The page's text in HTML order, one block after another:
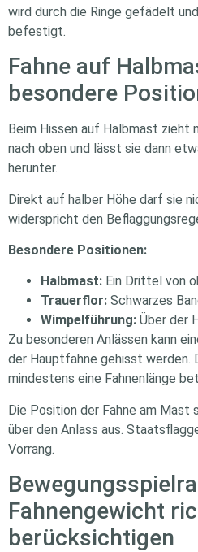
wird durch die Ringe gefädelt
befestigt.
Fahne auf
besondere
Beim Hissen auf Halbmast zieht
nach oben und lässt sie dann
herunter.
Direkt auf halber Höhe darf sie
widerspricht den
Besondere Positionen:
Halbmast: Ein Drittel von
Trauerflor: Schwarzes
Wimpelführung: Über der
Zu besonderen Anlässen kann
der Hauptfahne gehisst werden.
mindestens eine Fahnenlänge
Die Position der Fahne am Mast
über den Anlass aus.
Vorrang.
Fahnengewicht
berücksichtigen